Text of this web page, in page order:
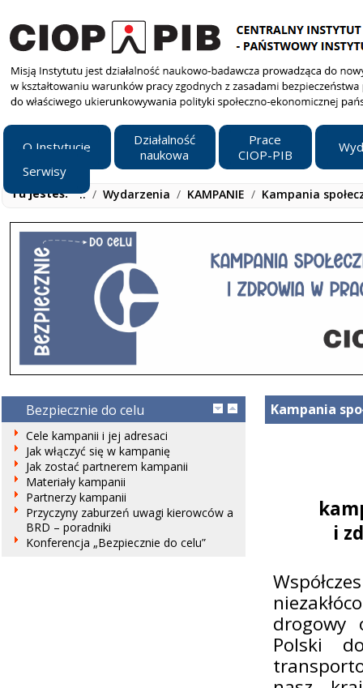
O Instytucie
Działalność
naukowa
Prace
CIOP-PIB
Serwisy
Tu jesteś: ../ Wydarzenia / KAMPANIE / Kampania
Bezpiecznie do celu
Cele kampanii i jej adresaci
Jak włączyć się w kampanię
Jak zostać partnerem kampanii
Materiały kampanii
Partnerzy kampanii
Przyczyny zaburzeń uwagi kierowców a
BRD – poradniki
Konferencja „Bezpiecznie do celu”
Kampania
i
drogowy
Polski